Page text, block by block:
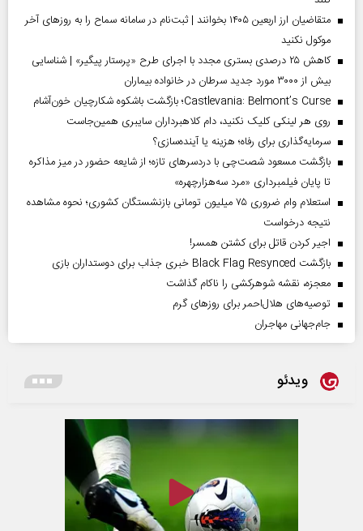
متقاضیان ارز اربعین ۱۴۰۵ بخوانند | ثبت‌نام در سامانه سماح را به روز‌های آخر
موکول نکنید
کاهش ۲۵ درصدی بستری مجدد با اجرای طرح «پرستار پیگیر» | شناسایی
بیش از ۳۰۰۰ مورد جدید سرطان در خانواده بیماران
Castlevania: Belmont’s Curse؛ بازگشت باشکوه شکارچیان خون‌آشام
روی هر لینکی کلیک نکنید، دام کلاهبرداران سایبری همین‌جاست
سرمایه‌گذاری برای رفاه؛ هزینه یا آینده‌سازی؟
بازگشت مسعود شصت‌چی با دردسر‌های تازه؛ از شایعه حضور در میز مذاکره
تا پایان فیلمبرداری «مرد سه‌هزارچهره»
استعلام وام ضروری ۷۵ میلیون تومانی بازنشستگان کشوری؛ نحوه مشاهده
نتیجه درخواست
اجیر کردن قاتل برای کشتن همسر!
بازگشت Black Flag Resynced خبری جذاب برای دوستداران بازی
معجزه، نقشه شوهرکشی را ناکام گذاشت
توصیه‌های هلال‌احمر برای روز‌های گرم
جام‌جهانی مهاجران
ویدئو